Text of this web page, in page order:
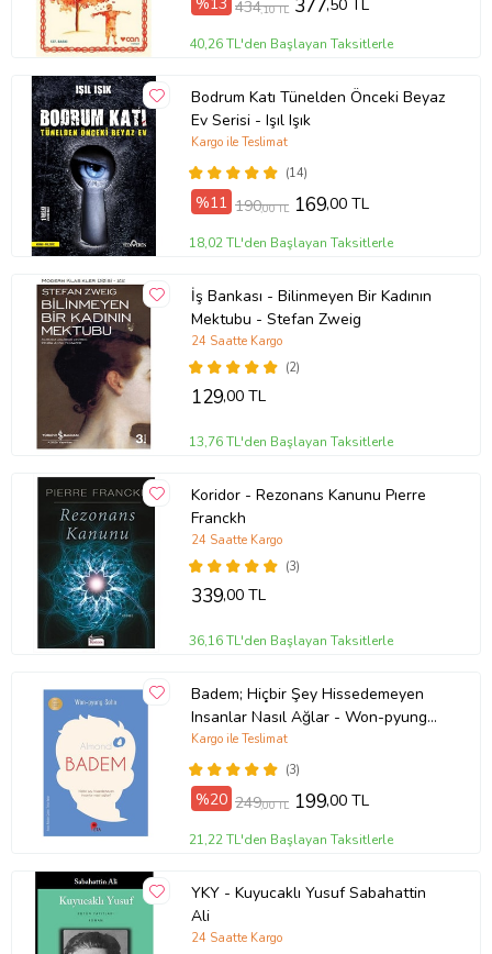
434,10 TL 377,50 TL
40,26 TL'den Başlayan Taksitlerle
Bodrum Katı Tünelden Önceki Beyaz
Ev Serisi - Işıl Işık
(14)
Kargo ile Teslimat
%11 190,00 TL 169,00 TL
18,02 TL'den Başlayan Taksitlerle
İş Bankası - Bilinmeyen Bir Kadının
Mektubu - Stefan Zweig
(2)
24 Saatte Kargo
129,00 TL
13,76 TL'den Başlayan Taksitlerle
Koridor - Rezonans Kanunu Pıerre
Franckh
(3)
24 Saatte Kargo
339,00 TL
36,16 TL'den Başlayan Taksitlerle
Badem; Hiçbir Şey Hissedemeyen
Insanlar Nasıl Ağlar - Won-pyung
Sohn - Peta Kitap
(3)
Kargo ile Teslimat
%20 249,00 TL 199,00 TL
21,22 TL'den Başlayan Taksitlerle
YKY - Kuyucaklı Yusuf Sabahattin
Ali
24 Saatte Kargo